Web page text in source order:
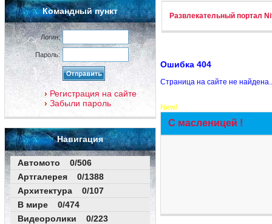
Командный пункт
Логин:
Пароль:
Регистрация на сайте
Забыли пароль
Навигация
Автомото 0/506
Артгалерея 0/1388
Архитектура 0/107
В мире 0/474
Видеоролики 0/223
Развлекательный портал
Ошибка 404
Страница на сайте не
New!
С масленицей !